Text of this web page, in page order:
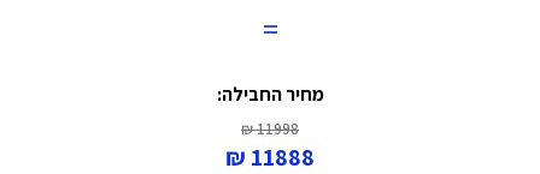
=
מחיר החבילה:
11998 ₪
11888 ₪